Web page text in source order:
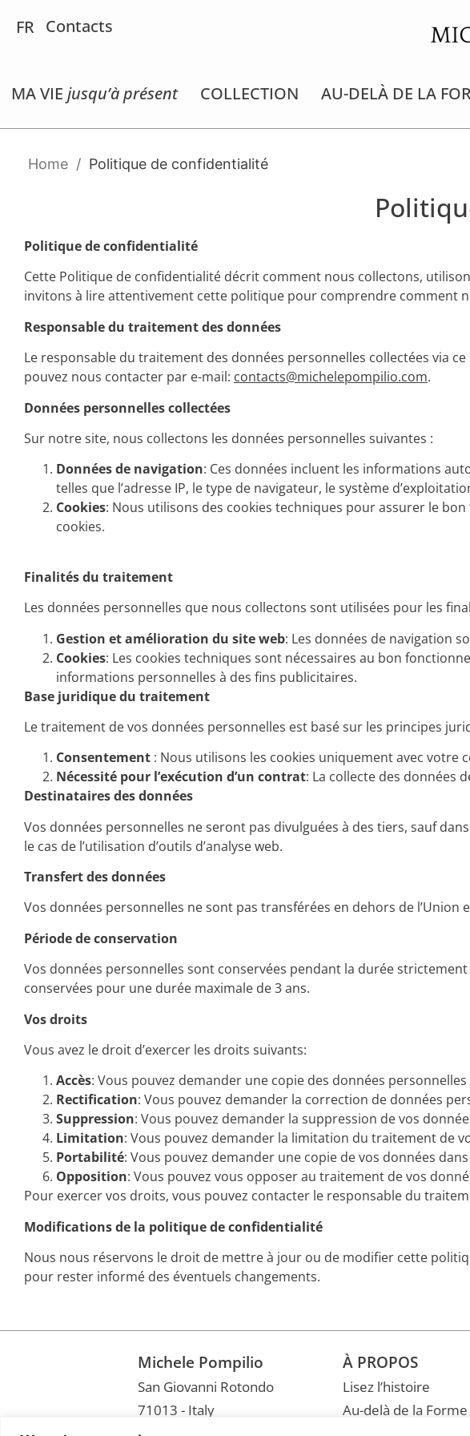
FR
ES Contacts
MA VIE jusqu’à présent COLLECTION AU-DELÀ DE LA
Home / Politique de confidentialité
Politique de confidentialité
Cette Politique de confidentialité décrit comment nous collectons,
invitons à lire attentivement cette politique pour comprendre comment
Responsable du traitement des données
Le responsable du traitement des données personnelles collectées via
pouvez nous contacter par e-mail: contacts@michelepompilio.com.
Données personnelles collectées
Sur notre site, nous collectons les données personnelles suivantes :
Données de navigation: Ces données incluent les informations
telles que l’adresse IP, le type de navigateur, le système
Cookies: Nous utilisons des cookies techniques pour assurer le
cookies.
Finalités du traitement
Les données personnelles que nous collectons sont utilisées pour les
Gestion et amélioration du site web: Les données de navigation
Cookies: Les cookies techniques sont nécessaires au bon
informations personnelles à des fins publicitaires.
Base juridique du traitement
Le traitement de vos données personnelles est basé sur les principes
Consentement : Nous utilisons les cookies uniquement avec votre
Nécessité pour l’exécution d’un contrat: La collecte des données
Destinataires des données
Vos données personnelles ne seront pas divulguées à des tiers, sauf
le cas de l’utilisation d’outils d’analyse web.
Transfert des données
Vos données personnelles ne sont pas transférées en dehors de l’Union
Période de conservation
Vos données personnelles sont conservées pendant la durée
conservées pour une durée maximale de 3 ans.
Vos droits
Vous avez le droit d’exercer les droits suivants:
Accès: Vous pouvez demander une copie des données
Rectification: Vous pouvez demander la correction de données
Suppression: Vous pouvez demander la suppression de vos
Limitation: Vous pouvez demander la limitation du traitement de
Portabilité: Vous pouvez demander une copie de vos données
Opposition: Vous pouvez vous opposer au traitement de vos
Pour exercer vos droits, vous pouvez contacter le responsable du
Modifications de la politique de confidentialité
Nous nous réservons le droit de mettre à jour ou de modifier cette
pour rester informé des éventuels changements.
Michele Pompilio
San Giovanni Rotondo
71013 - Italy
À PROPOS
Lisez l’histoire
Au-delà de la Forme